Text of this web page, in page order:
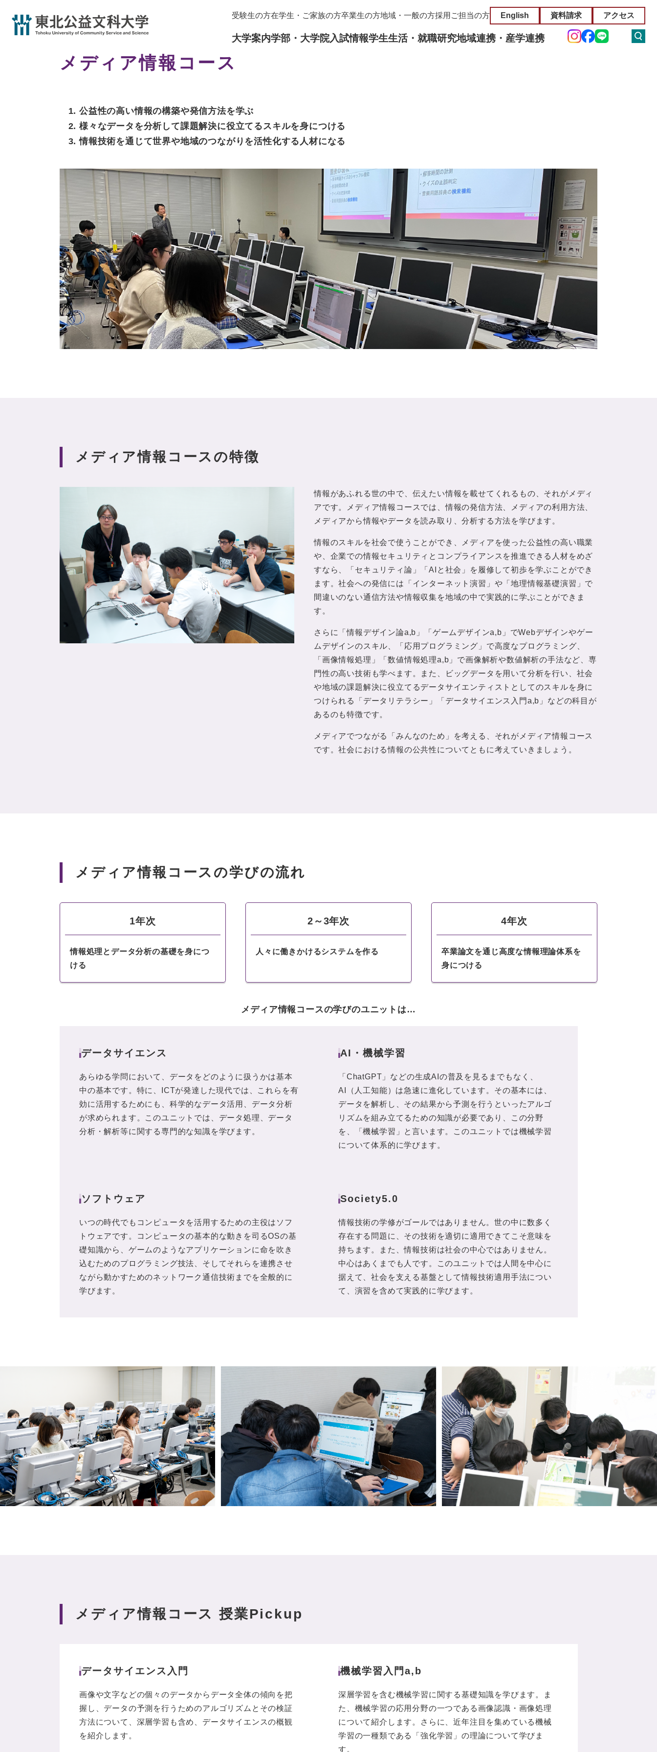
本
受験生の方在学生・ご家族の方卒業生の方地域・一般の方採用ご担当の方 English 資料請求 アクセス
大学案内学部・大学院入試情報学生生活・就職研究地域連携・産学連携
メディア情報コース
メディア情報コース公益性の高い情報の構築や発信方法を学ぶ
様々なデータを分析して課題解決に役立てるスキルを身につける
情報技術を通じて世界や地域のつながりを活性化する人材になる
メディア情報コースの特徴
情報があふれる世の中で、伝えたい情報を載せてくれるもの、それがメディ
アです。メディア情報コースでは、情報の発信方法、メディアの利用方法、
メディアから情報やデータを読み取り、分析する方法を学びます。
情報のスキルを社会で使うことができ、メディアを使った公益性の高い職業
や、企業での情報セキュリティとコンプライアンスを推進できる人材をめざ
すなら、「セキュリティ論」「AIと社会」を履修して初歩を学ぶことができ
ます。社会への発信には「インターネット演習」や「地理情報基礎演習」で
間違いのない通信方法や情報収集を地域の中で実践的に学ぶことができま
す。
さらに「情報デザイン論a,b」「ゲームデザインa,b」でWebデザインやゲー
ムデザインのスキル、「応用プログラミング」で高度なプログラミング、
「画像情報処理」「数値情報処理a,b」で画像解析や数値解析の手法など、専
門性の高い技術も学べます。また、ビッグデータを用いて分析を行い、社会
や地域の課題解決に役立てるデータサイエンティストとしてのスキルを身に
つけられる「データリテラシー」「データサイエンス入門a,b」などの科目が
あるのも特徴です。
メディアでつながる「みんなのため」を考える、それがメディア情報コース
です。社会における情報の公共性についてともに考えていきましょう。
メディア情報コースの学びの流れ
1年次
情報処理とデータ分析の基礎を身につ
ける
2～3年次
人々に働きかけるシステムを作る
4年次
卒業論文を通じ高度な情報理論体系を
身につける
メディア情報コースの学びのユニットは…
データサイエンス
あらゆる学問において、データをどのように扱うかは基本
中の基本です。特に、ICTが発達した現代では、これらを有
効に活用するためにも、科学的なデータ活用、データ分析
が求められます。このユニットでは、データ処理、データ
分析・解析等に関する専門的な知識を学びます。
AI・機械学習
「ChatGPT」などの生成AIの普及を見るまでもなく、
AI（人工知能）は急速に進化しています。その基本には、
データを解析し、その結果から予測を行うといったアルゴ
リズムを組み立てるための知識が必要であり、この分野
を、「機械学習」と言います。このユニットでは機械学習
について体系的に学びます。
ソフトウェア
いつの時代でもコンピュータを活用するための主役はソフ
トウェアです。コンピュータの基本的な動きを司るOSの基
礎知識から、ゲームのようなアプリケーションに命を吹き
込むためのプログラミング技法、そしてそれらを連携させ
ながら動かすためのネットワーク通信技術までを全般的に
学びます。
Society5.0
情報技術の学修がゴールではありません。世の中に数多く
存在する問題に、その技術を適切に適用できてこそ意味を
持ちます。また、情報技術は社会の中心ではありません。
中心はあくまでも人です。このユニットでは人間を中心に
据えて、社会を支える基盤として情報技術適用手法につい
て、演習を含めて実践的に学びます。
メディア情報コース 授業Pickup
データサイエンス入門
画像や文字などの個々のデータからデータ全体の傾向を把
握し、データの予測を行うためのアルゴリズムとその検証
方法について、深層学習も含め、データサイエンスの概観
を紹介します。
機械学習入門a,b
深層学習を含む機械学習に関する基礎知識を学びます。ま
た、機械学習の応用分野の一つである画像認識・画像処理
について紹介します。さらに、近年注目を集めている機械
学習の一種類である「強化学習」の理論について学びま
す。